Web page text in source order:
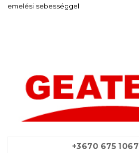
emelési sebességgel
+3670 675 1067